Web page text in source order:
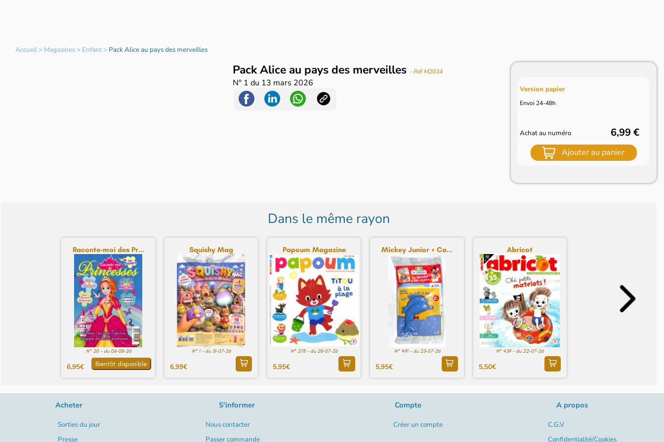
Accueil> Magazines> Enfant> Pack Alice au pays des merveilles
Pack Alice au pays des merveilles - Réf M2034
N° 1 du 13 mars 2026
Version papier
Envoi 24-48h
Achat au numéro 6,99 €
Ajouter au panier
Dans le même rayon
Raconte-moi des Pr...
N° 20 - du 06-08-26
6,95€ Bientôt disponible
Squishy Mag
N° 1 - du 31-07-26
6,99€
Papoum Magazine
N° 278 - du 28-07-26
5,95€
Mickey Junior + Ca...
N° 491 - du 23-07-26
5,95€
Abricot
N° 439 - du 22-07-26
5,50€
Acheter
Sorties du jour
Presse
S'informer
Nous contacter
Passer commande
Compte
Créer un compte
A propos
C.G.V
Confidentialité/Cookies